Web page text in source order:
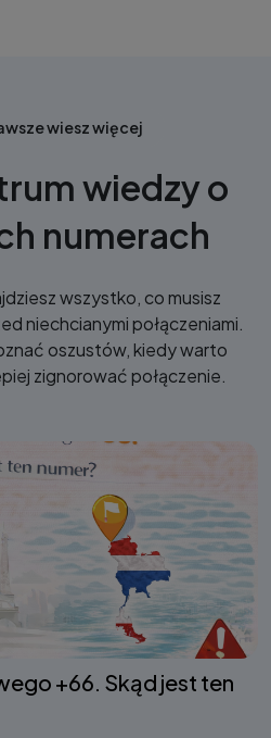
wiesz więcej
wiedzy o
numerach
wszystko, co musisz
niechcianymi połączeniami.
oszustów, kiedy warto
zignorować połączenie.
+66. Skąd jest ten